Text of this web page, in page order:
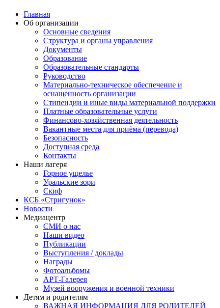
Главная
Об организации
Основные сведения
Структура и органы управления
Документы
Образование
Образовательные стандарты
Руководство
Материально-техническое обеспечение и
оснащенность организации
Стипендии и иные виды материальной поддержки
Платные образовательные услуги
Финансово-хозяйственная деятельность
Вакантные места для приёма (перевода)
Безопасность
Доступная среда
Контакты
Наши лагеря
Горное ущелье
Уральские зори
Скиф
КСБ «Стригунок»
Новости
Медиацентр
СМИ о нас
Наши видео
Публикации
Выступления / доклады
Награды
Фотоальбомы
АРТ-Галерея
Музей вооружения и военной техники
Детям и родителям
ВАЖНАЯ ИНФОРМАЦИЯ ДЛЯ РОДИТЕЛЕЙ